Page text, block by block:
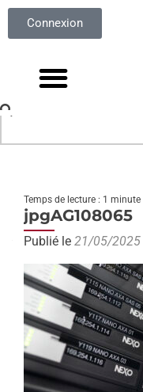
Connexion
Temps de lecture : 1 minute
jpgAG108065
Publié le 21/05/2025